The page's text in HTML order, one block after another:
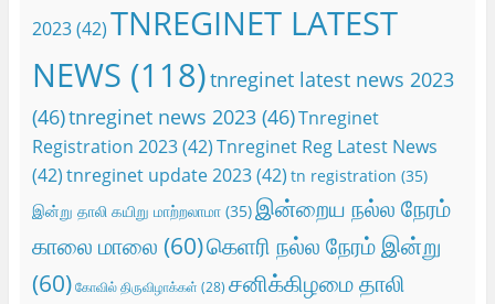
2023(42)TNREGINET LATEST
NEWS (118)tnreginet latest news 2023
(46)tnreginet news 2023(46)Tnreginet
Registration 2023(42)Tnreginet Reg Latest News
(42)tnreginet update 2023(42) tn registration (35)
இன்று தாலி கயிறு மாற்றலாமா(35)இன்றைய நல்ல நேரம்
காலை மாலை (60)கெளரி நல்ல நேரம் இன்று
(60) கோவில் திருவிழாக்கள் (28) சனிக்கிழமை தாலி